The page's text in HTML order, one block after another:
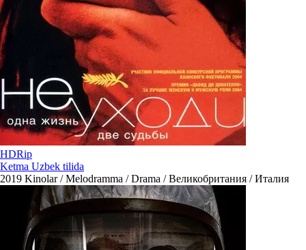
HDRip
Ketma Uzbek tilida
2019 Kinolar / Melodramma / Drama / Великобритания / Италия